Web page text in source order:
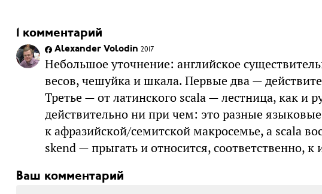
1 комментарий
Alexander Volodin 2017
Небольшое уточнение: английское
весов, чешуйка и шкала. Первые два —
Третье — от латинского scala — лестница, как и
действительно ни при чем: это разные
к афразийской/семитской макросемье, а scala
skend — прыгать и относится, соответственно,
Ваш комментарий